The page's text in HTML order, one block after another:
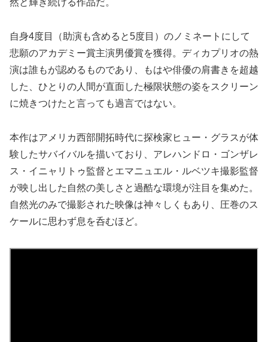
然と輝き続ける作品だ。
自身4度目（助演も含めると5度目）のノミネートにして
悲願のアカデミー賞主演男優賞を獲得。ディカプリオの熱
演は誰もが認めるものであり、もはや俳優の肩書きを超越
した、ひとりの人間が直面した極限状態の姿をスクリーン
に焼きつけたと言っても過言ではない。
本作はアメリカ西部開拓時代に探検家ヒュー・グラスが体
験したサバイバルを描いており、アレハンドロ・ゴンザレ
ス・イニャリトゥ監督とエマニュエル・ルベツキ撮影監督
が映し出した自然の美しさと過酷な環境が注目を集めた。
自然光のみで撮影された映像は神々しくもあり、圧巻のス
ケールに思わず息を呑むほど。